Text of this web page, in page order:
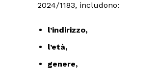
2024/1183, includono:
l’indirizzo,
l’età,
genere,